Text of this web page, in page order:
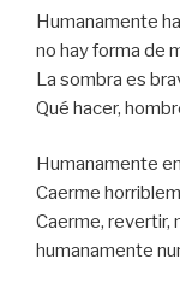
Humanamente
no hay forma de
La sombra es
Qué hacer,
Humanamente
Caerme
Caerme, revertir,
humanamente